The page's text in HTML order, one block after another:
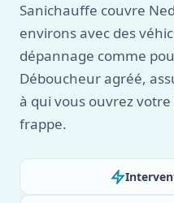
Sanichauffe couvre
environs avec des
dépannage comme
Déboucheur agréé,
à qui vous ouvrez
frappe.